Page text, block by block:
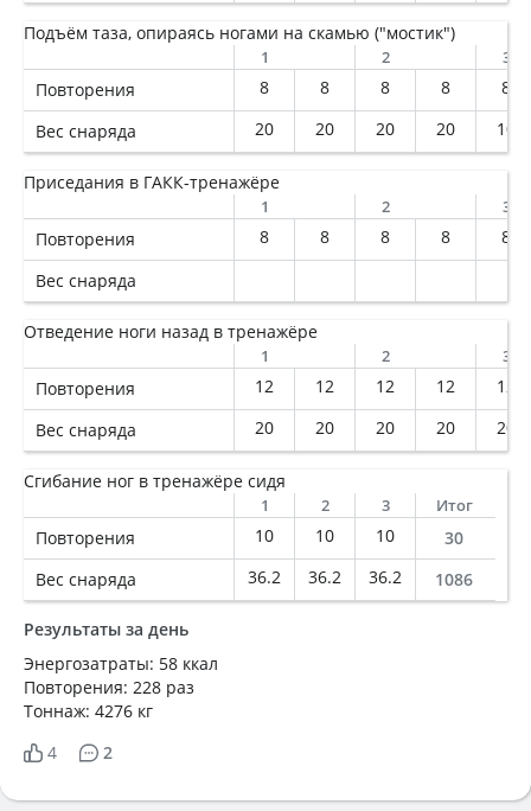
Подъём таза, опираясь ногами на скамью ("мостик")
1 2 3
Повторения 8 8 8 8
8
Вес снаряда
20 20 20 20 10
Приседания в ГАКК-тренажёре
1 2 3
Повторения 8 8 8 8
8
Вес снаряда
Отведение ноги назад в тренажёре
1 2 3
Повторения 12 12 12 12
12
Вес снаряда
20 20 20 20 20
Сгибание ног в тренажёре сидя
1 2 3 Итог
Повторения 10 10 10
30
Вес снаряда
36.2 36.2 36.2 1086
Результаты за день
Энергозатраты: 58 ккал
Повторения: 228 раз
Тоннаж: 4276 кг
4
2